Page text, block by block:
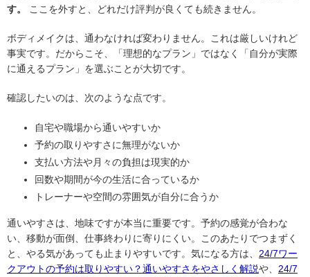
す。
ここを外すと、どれだけ評判が良くても続きません。
ボディメイクは、通わなければ変わりません。これは厳しいけれど
事実です。だからこそ、「理想的なプラン」ではなく「自分が実際
に通えるプラン」を選ぶことが大切です。
確認したいのは、次のような点です。
自宅や職場から通いやすいか
予約の取りやすさに無理がないか
支払い方法や月々の負担は現実的か
回数や期間が今の生活に合っているか
トレーナーや空間の雰囲気が自分に合うか
通いやすさは、地味ですが本当に重要です。予約の感覚が合わな
い、移動が面倒、仕事終わりに寄りにくい。このあたりでつまずく
と、やる気があっても止まりやすいです。気になる方は、 24/7ワー
クアウトの予約は取りやすい？通いやすさをやさしく解説や、 24/7